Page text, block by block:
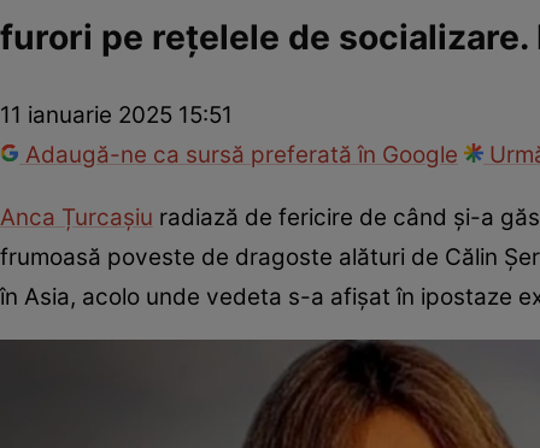
furori pe rețelele de socializare.
11 ianuarie 2025 15:51
Adaugă-ne ca sursă preferată în Google
Anca Țurcașiu radiază de fericire de când și-a
frumoasă poveste de dragoste alături de Călin
în Asia, acolo unde vedeta s-a afișat în ipostaze